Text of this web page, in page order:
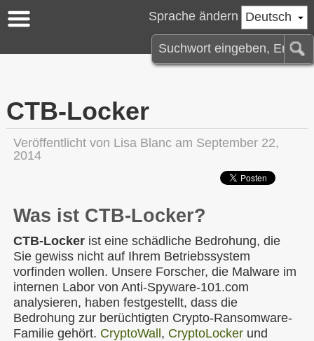
Deutsch
Sprache ändern
CTB-Locker
Veröffentlicht von Lisa Blanc am September 22,
2014
Was ist CTB-Locker?
CTB-Locker ist eine schädliche Bedrohung, die
Sie gewiss nicht auf Ihrem Betriebssystem
vorfinden wollen. Unsere Forscher, die Malware im
internen Labor von Anti-Spyware-101.com
analysieren, haben festgestellt, dass die
Bedrohung zur berüchtigten Crypto-Ransomware-
Familie gehört. CryptoWall , CryptoLocker und